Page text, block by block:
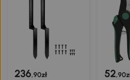
236,90zł 52